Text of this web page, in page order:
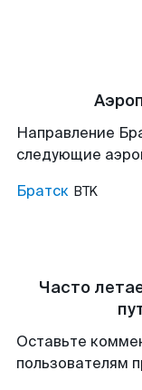
Направление
следующие
Братск BTK
Часто
Оставьте
пользователям